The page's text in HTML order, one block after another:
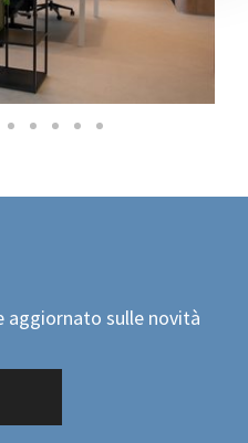
aggiornato sulle novità